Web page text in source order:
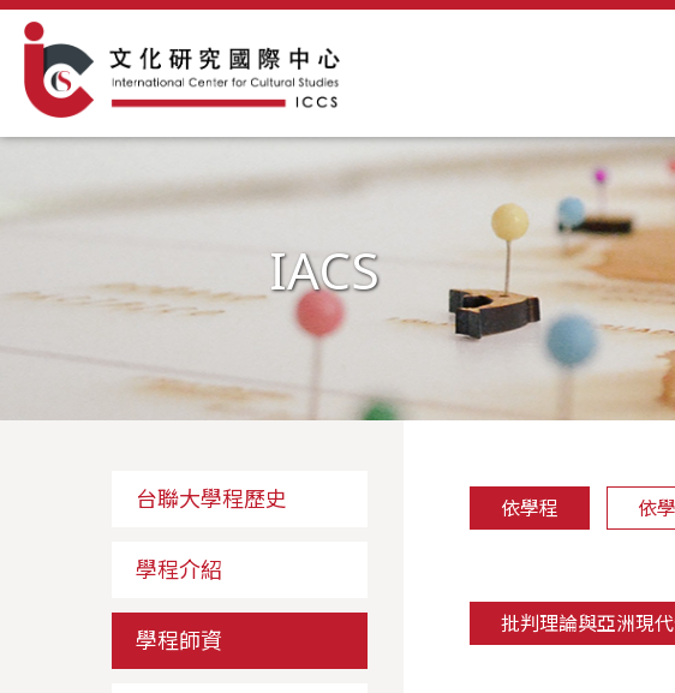
IACS
台聯大學程歷史
學程介紹
學程師資
依學程 依
批判理論與亞洲現